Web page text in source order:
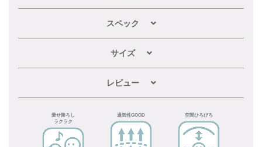
スペック
サイズ
レビュー
乗せ降ろし
ラクラク
通気性GOOD 空間ひろびろ